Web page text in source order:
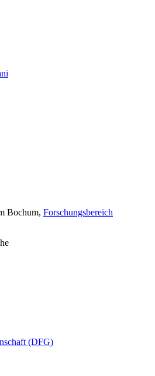
Bochum, Forschungsbereich
(DFG)